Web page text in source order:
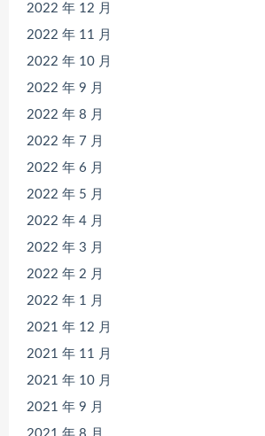
2022 年 12 月
2022 年 11 月
2022 年 10 月
2022 年 9 月
2022 年 8 月
2022 年 7 月
2022 年 6 月
2022 年 5 月
2022 年 4 月
2022 年 3 月
2022 年 2 月
2022 年 1 月
2021 年 12 月
2021 年 11 月
2021 年 10 月
2021 年 9 月